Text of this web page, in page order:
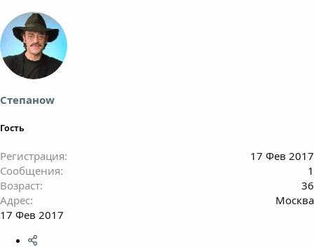
Степанow
Гость
Регистрация
17 Фев 2017
Сообщения
1
Возраст
36
Адрес
Москва
17 Фев 2017